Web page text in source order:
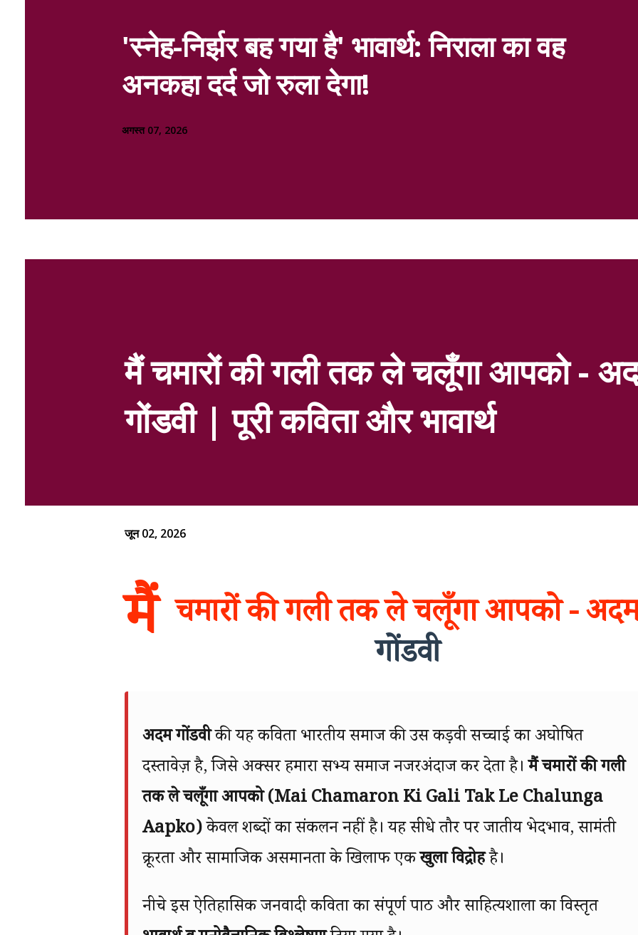
'स्नेह-निर्झर बह गया है' भावार्थ: निराला का वह
अनकहा दर्द जो रुला देगा!
अगस्त 07, 2026
मैं चमारों की गली तक ले चलूँगा आपको -
गोंडवी | पूरी कविता और भावार्थ
जून 02, 2026
मैं चमारों की गली तक ले चलूँगा आपको -
गोंडवी
अदम गोंडवीकी यह कविता भारतीय समाज की उस कड़वी सच्चाई का अघोषित
दस्तावेज़ है, जिसे अक्सर हमारा सभ्य समाज नजरअंदाज कर देता है।मैं चमारों की गली
तक ले चलूँगा आपको (Mai Chamaron Ki Gali Tak Le Chalunga
Aapko)केवल शब्दों का संकलन नहीं है। यह सीधे तौर पर जातीय भेदभाव, सामंती
क्रूरता और सामाजिक असमानता के खिलाफ एकखुला विद्रोहहै।
नीचे इस ऐतिहासिक जनवादी कविता का संपूर्ण पाठ और साहित्यशाला का विस्तृत